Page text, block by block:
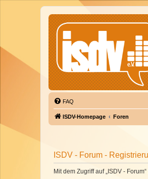
FAQ
ISDV-Homepage Foren
ISDV - Forum -
Mit dem Zugriff auf „ISDV -